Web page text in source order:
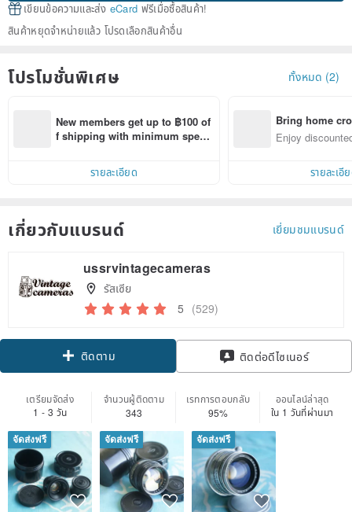
เขียนข้อความและส่ง eCard ฟรีเมื่อซื้อสินค้า!
สินค้าหยุดจำหน่ายแล้ว โปรดเลือกสินค้าอื่น
โปรโมชั่นพิเศษ ทั้งหมด (2)
New members get up to ฿100 of
f shipping with minimum spen
within 7 days!
รายละเอียด
Bring home
n with ease
Enjoy
รายละเอี
เกี่ยวกับแบรนด์ เยี่ยมชมแบรนด์
ussrvintagecameras
รัสเซีย
5 (529)
ติดตาม ติดต่อดีไซเนอร์
เตรียมจัดส่ง
1 - 3 วัน
จำนวนผู้ติดตาม
343
เรทการตอบกลับ
95%
ออนไลน์ล่าสุด
ใน 1 วันที่ผ่านมา
จัดส่งฟรี จัดส่งฟรี จัดส่งฟรี